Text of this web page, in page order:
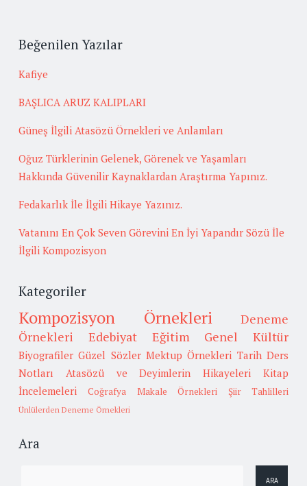
Beğenilen Yazılar
Kafiye
BAŞLICA ARUZ KALIPLARI
Güneş İlgili Atasözü Örnekleri ve Anlamları
Oğuz Türklerinin Gelenek, Görenek ve Yaşamları
Hakkında Güvenilir Kaynaklardan Araştırma Yapınız.
Fedakarlık İle İlgili Hikaye Yazınız.
Vatanını En Çok Seven Görevini En İyi Yapandır Sözü İle
İlgili Kompozisyon
Kategoriler
Kompozisyon Örnekleri
Deneme
Örnekleri
Edebiyat Eğitim Genel Kültür
Biyografiler Güzel Sözler Mektup Örnekleri Tarih Ders
Notları
Atasözü ve Deyimlerin Hikayeleri
Kitap
İncelemeleri
Coğrafya Makale Örnekleri Şiir Tahlilleri
Ünlülerden Deneme Örnekleri
Ara